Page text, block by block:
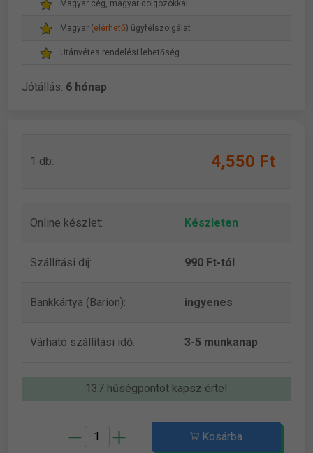
Magyar cég, magyar dolgozókkal
Magyar (elérhető) ügyfélszolgálat
Utánvétes rendelési lehetőség
Jótállás: 6 hónap
1 db: 4,550 Ft
Online készlet: Készleten
Szállítási díj: 990 Ft-tól
Bankkártya (Barion): ingyenes
Várható szállítási idő: 3-5 munkanap
137 hűségpontot kapsz érte!
Kosárba